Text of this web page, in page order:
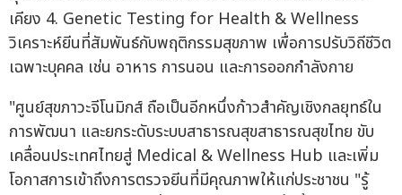
เคียง 4. Genetic Testing for Health & Wellness
วิเคราะห์ยีนที่สัมพันธ์กับพฤติกรรมสุขภาพ เพื่อการปรับวิถีชีวิต
เฉพาะบุคคล เช่น อาหาร การนอน และการออกกำลังกาย
"ศูนย์สุขภาวะจีโนมิกส์ ถือเป็นอีกหนึ่งก้าวสำคัญเชิงกลยุทธ์ใน
การพัฒนา และยกระดับระบบสาธารณสุขสาธารณสุขไทย ขับ
เคลื่อนประเทศไทยสู่ Medical & Wellness Hub และเพิ่ม
โอกาสการเข้าถึงการตรวจยีนที่มีคุณภาพให้แก่ประชาชน "รู้